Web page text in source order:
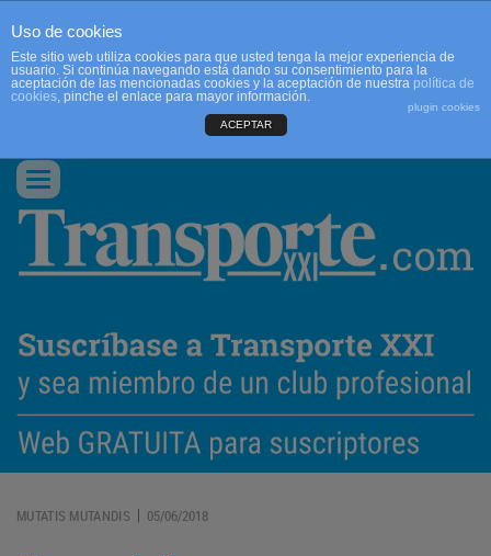
CONTACTO
Conmutar
navegación
MUTATIS MUTANDIS | 05/06/2018
Uso de cookies
Este sitio web utiliza cookies para que usted tenga la mejor experiencia de
usuario. Si continúa navegando está dando su consentimiento para la
aceptación de las mencionadas cookies y la aceptación de nuestra política de
cookies, pinche el enlace para mayor información.
plugin cookies
ACEPTAR